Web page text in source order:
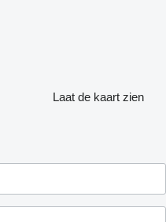
Laat de kaart zien